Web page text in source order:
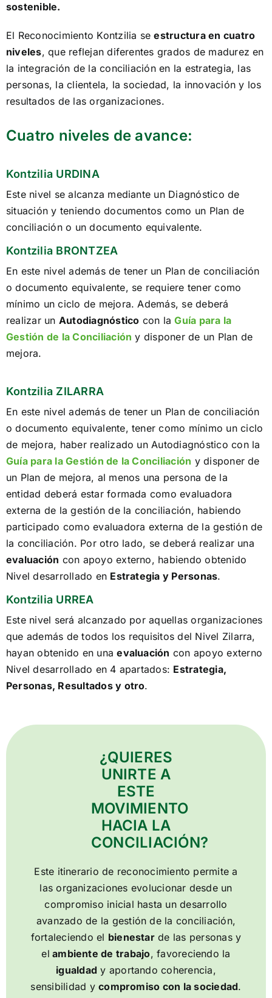
sostenible.
El Reconocimiento Kontzilia seestructura en cuatro
niveles, que reflejan diferentes grados de madurez en
la integración de la conciliación en la estrategia, las
personas, la clientela, la sociedad, la innovación y los
resultados de las organizaciones.
Cuatro niveles de avance:
Kontzilia URDINA
Este nivel se alcanza mediante un Diagnóstico de
situación y teniendo documentos como un Plan de
conciliación o un documento equivalente.
Kontzilia BRONTZEA
En este nivel además de tener un Plan de conciliación
o documento equivalente, se requiere tener como
mínimo un ciclo de mejora. Además, se deberá
realizar un Autodiagnóstico con laGuía para la
Gestión de la Conciliación y disponer de un Plan de
mejora.
Kontzilia ZILARRA
En este nivel además de tener un Plan de conciliación
o documento equivalente, tener como mínimo un ciclo
de mejora, haber realizado un Autodiagnóstico con la
Guía para la Gestión de la Conciliación y disponer de
un Plan de mejora, al menos una persona de la
entidad deberá estar formada como evaluadora
externa de la gestión de la conciliación, habiendo
participado como evaluadora externa de la gestión de
la conciliación. Por otro lado, se deberá realizar una
evaluación con apoyo externo, habiendo obtenido
Nivel desarrollado en Estrategia y Personas.
Kontzilia URREA
Este nivel será alcanzado por aquellas organizaciones
que además de todos los requisitos del Nivel Zilarra,
hayan obtenido en unaevaluación con apoyo externo
Nivel desarrollado en 4 apartados: Estrategia,
Personas, Resultados y otro.
¿QUIERES
UNIRTE A
ESTE
MOVIMIENTO
HACIA LA
CONCILIACIÓN?
Este itinerario de reconocimiento permite a
las organizaciones evolucionar desde un
compromiso inicial hasta un desarrollo
avanzado de la gestión de la conciliación,
fortaleciendo el bienestarde las personas y
el ambiente de trabajo, favoreciendo la
igualdad y aportando coherencia,
sensibilidad ycompromiso con la sociedad.